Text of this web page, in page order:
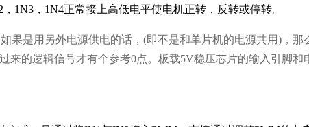
1N3，1N4正常接上高低电平使电机正转，反转或停转。
果是用另外电源供电的话，(即不是和单片机的电源共用)，
来的逻辑信号才有个参考0点。板载5V稳压芯片的输入引脚和